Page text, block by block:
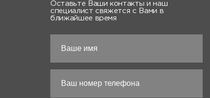
Оставьте Ваши контакты и наш
специалист свяжется с Вами в
ближайшее время